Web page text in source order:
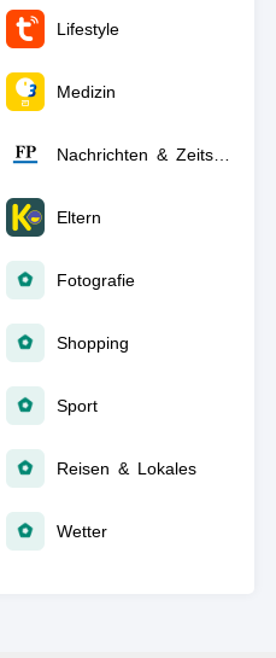
Lifestyle
Medizin
Eltern
Fotografie
Shopping
Sport
Reisen & Lokales
Wetter